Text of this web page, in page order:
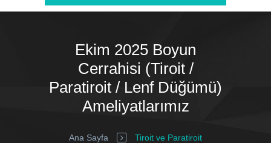
Ekim 2025 Boyun
Cerrahisi (Tiroit /
Paratiroit / Lenf Düğümü)
Ameliyatlarımız
Ana Sayfa
Tiroit ve Paratiroit